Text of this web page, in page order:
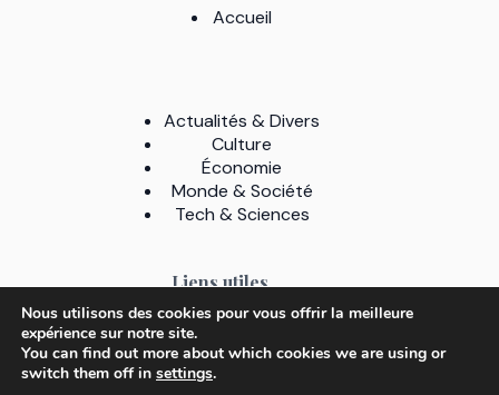
Accueil
Actualités & Divers
Culture
Économie
Monde & Société
Tech & Sciences
Liens utiles
A Propos
Contact
Mentions légales
Nous utilisons des cookies pour vous offrir la meilleure
expérience sur notre site.
You can find out more about which cookies we are using or
switch them off in settings.